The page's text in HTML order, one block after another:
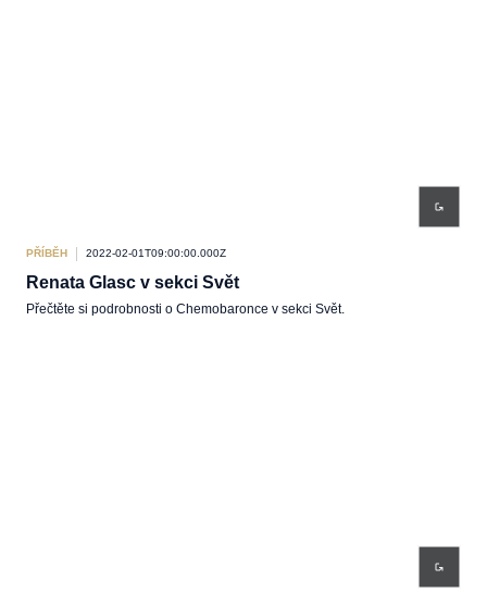
PŘÍBĚH 2022-02-01T09:00:00.000Z
Renata Glasc v sekci Svět
Přečtěte si podrobnosti o Chemobaronce v sekci Svět.